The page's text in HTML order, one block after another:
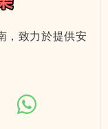
，致力於提供安